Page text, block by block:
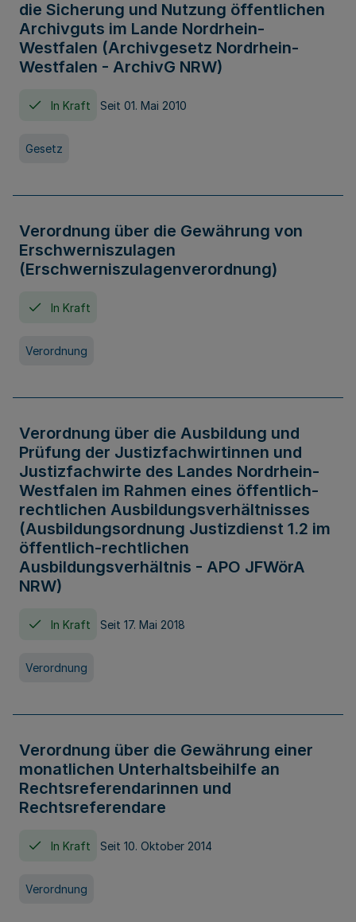
die Sicherung und Nutzung öffentlichen
Archivguts im Lande Nordrhein-
Westfalen (Archivgesetz Nordrhein-
Westfalen - ArchivG NRW)
In Kraft Seit 01. Mai 2010
Gesetz
Verordnung über die Gewährung von
Erschwerniszulagen
(Erschwerniszulagenverordnung)
In Kraft
Verordnung
Verordnung über die Ausbildung und
Prüfung der Justizfachwirtinnen und
Justizfachwirte des Landes Nordrhein-
Westfalen im Rahmen eines öffentlich-
rechtlichen Ausbildungsverhältnisses
(Ausbildungsordnung Justizdienst 1.2 im
öffentlich-rechtlichen
Ausbildungsverhältnis - APO JFWörA
NRW)
In Kraft Seit 17. Mai 2018
Verordnung
Verordnung über die Gewährung einer
monatlichen Unterhaltsbeihilfe an
Rechtsreferendarinnen und
Rechtsreferendare
In Kraft Seit 10. Oktober 2014
Verordnung